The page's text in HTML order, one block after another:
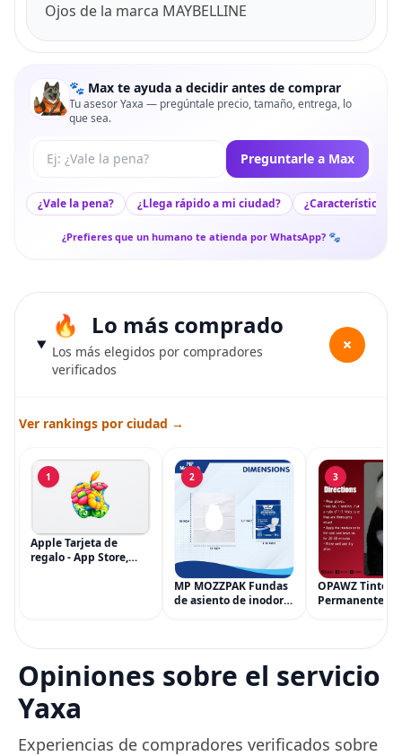
Ojos de la marca MAYBELLINE
🐾 Max te ayuda a decidir antes de comprar
Tu asesor Yaxa — pregúntale precio, tamaño, entrega, lo
que sea.
Tu pregunta a Max Preguntarle a Max
¿Vale la pena? ¿Llega rápido a mi ciudad? ¿Características
¿Prefieres que un humano te atienda por WhatsApp? 🐾
Lo más comprado
Los más elegidos por compradores
verificados
+
Ver rankings por ciudad →
1
Apple Tarjeta de
regalo - App Store,
2
MP MOZZPAK Fundas
de asiento de inodoro
para entrenamiento
3
OPAWZ Tinte
Permanente
Tinte para
Peluquería
una Década,
Opiniones sobre el servicio
Yaxa
Experiencias de compradores verificados sobre